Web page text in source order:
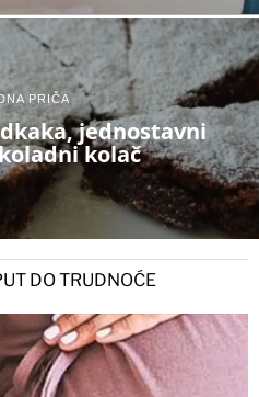
PRIČA
jednostavni
kolač
DO TRUDNOĆE